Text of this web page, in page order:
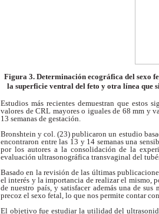
Figura 3. Determinación ecográfica del sexo
la superficie ventral del feto y otra línea que
Estudios más recientes demuestran que estos
valores deCRL mayores o iguales de 68 mm y
13 semanas de gestación.
Bronshtein y col. (23) publicaron un estudio
encontraron entre las 13 y 14 semanas una
por los autores a la consolidación de la
evaluación ultrasonográfica transvaginal del
Basado en la revisión de las últimas
el interés yla importancia de realizar el mismo,
de nuestro país, y satisfacer además una de sus
precoz el sexo fetal, lo que nos permite contar
El objetivo fue estudiar la utilidad del